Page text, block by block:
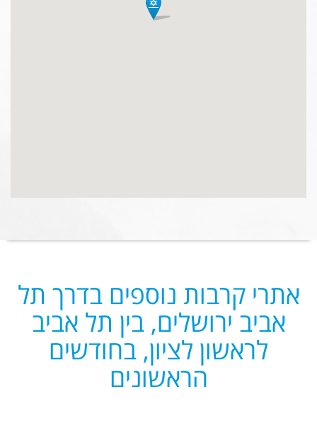
אתרי קרבות נוספים בדרך תל
אביב ירושלים, בין תל אביב
לראשון לציון, בחודשים
הראשונים